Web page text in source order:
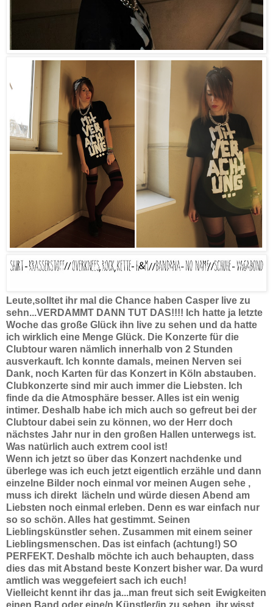
Leute,solltet ihr mal die Chance haben Casper live zu
sehn...VERDAMMT DANN TUT DAS!!!! Ich hatte ja letzte
Woche das große Glück ihn live zu sehen und da hatte
ich wirklich eine Menge Glück. Die Konzerte für die
Clubtour waren nämlich innerhalb von 2 Stunden
ausverkauft. Ich konnte damals, meinen Nerven sei
Dank, noch Karten für das Konzert in Köln abstauben.
Clubkonzerte sind mir auch immer die Liebsten. Ich
finde da die Atmosphäre besser. Alles ist ein wenig
intimer. Deshalb habe ich mich auch so gefreut bei der
Clubtour dabei sein zu können, wo der Herr doch
nächstes Jahr nur in den großen Hallen unterwegs ist.
Was natürlich auch extrem cool ist!
Wenn ich jetzt so über das Konzert nachdenke und
überlege was ich euch jetzt eigentlich erzähle und dann
einzelne Bilder noch einmal vor meinen Augen sehe ,
muss ich direkt lächeln und würde diesen Abend am
Liebsten noch einmal erleben. Denn es war einfach nur
so so schön. Alles hat gestimmt. Seinen
Lieblingskünstler sehen. Zusammen mit einem seiner
Lieblingsmenschen. Das ist einfach (achtung!) SO
PERFEKT. Deshalb möchte ich auch behaupten, dass
dies das mit Abstand beste Konzert bisher war. Da wurd
amtlich was weggefeiert sach ich euch!
Vielleicht kennt ihr das ja...man freut sich seit Ewigkeiten
einen Band oder eine/n Künstler/in zu sehen, ihr wisst